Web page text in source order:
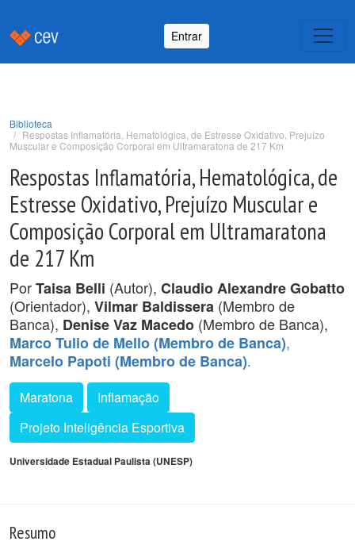
Entrar
Biblioteca
Respostas Inflamatória, Hematológica, de Estresse Oxidativo, Prejuízo
Muscular e Composição Corporal em Ultramaratona de 217 Km
Respostas Inflamatória, Hematológica, de
Estresse Oxidativo, Prejuízo Muscular e
Composição Corporal em Ultramaratona
de 217 Km
PorTaisa Belli (Autor), Claudio Alexandre Gobatto
(Orientador), Vilmar Baldissera (Membro de
Banca), Denise Vaz Macedo (Membro de Banca),
Marco Tulio de Mello (Membro de Banca),
Marcelo Papoti (Membro de Banca).
Maratona
Inflamação
Projeto Inteligência Esportiva
Universidade Estadual Paulista (UNESP)
Resumo